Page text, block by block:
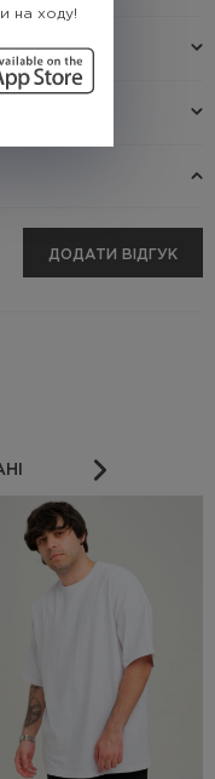
на ходу!
ДОДАТИ ВІДГУК